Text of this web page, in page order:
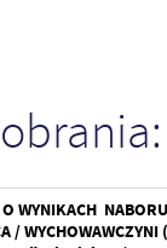
WYNIKACH
/